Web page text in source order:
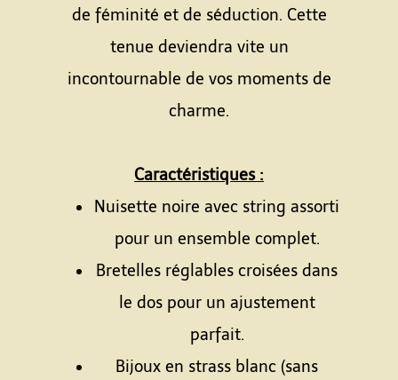
de féminité et de séduction. Cette
tenue deviendra vite un
incontournable de vos moments de
charme.
Caractéristiques :
Nuisette noire avec string assorti
pour un ensemble complet.
Bretelles réglables croisées dans
le dos pour un ajustement
parfait.
Bijoux en strass blanc (sans